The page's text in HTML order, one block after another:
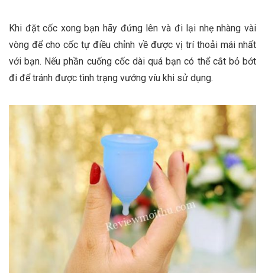
Khi đặt cốc xong bạn hãy đứng lên và đi lại nhẹ nhàng vài
vòng để cho cốc tự điều chỉnh về được vị trí thoải mái nhất
với bạn. Nếu phần cuống cốc dài quá bạn có thể cắt bỏ bớt
đi để tránh được tình trạng vướng víu khi sử dụng.